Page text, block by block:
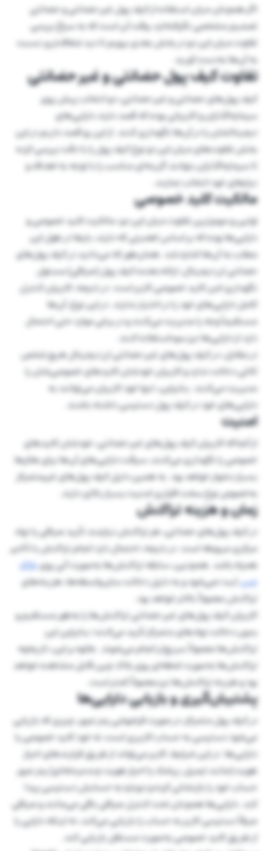
اگر همچنان میان استفاده از کیف پول غیر حضانتی و حضانتی
تصمیم مشخصی نگرفته‌اید، وقت آن است که به سراغ بررسی
تفاوت میان این دو در بخش بعدی برویم تا دید شفاف‌تری نسبت
به آن‌ها به‌دست آورید.
تفاوت کیف پول حضانتی و غیر حضانتی
کیف پول‌های حضانتی و غیر حضانتی، دو انتخاب پیش روی
سرمایه‌گذاران و کاربرانی بوده که قصد دارند دارایی‌های
دیجیتالشان را در آن‌ها نگهداری کنند. از این رو قصد داریم در این
بخش تفاوت‌های میان این دو نوع کیف پول را با دقت بررسی کرده
تا سرمایه‌گذاران بتوانند گزینه‌ای مناسب را با توجه به اهداف و
نیازهای خود انتخاب نمایند.
مالکیت کلید خصوصی
اولین و مهم‌ترین تفاوت میان این دو، مالکیت کلید خصوصی و
دارایی‌ها بوده که بر اساس اهمیتی که دارند، بارها در طول این
مطلب به آن‌ها اشاره شد. همان‌طور که می‌دانید در کیف پول‌های
حضانتی ارز دیجیتال، ارائه‌دهنده کیف پول (صرافی) مسئول
نگهداری امن کلید خصوصی کاربر است. در نتیجه، کاربران کنترل
کامل دارایی‌های خود را در اختیار ندارند. در این نوع، آن‌ها
مستقیماً وجه را مدیریت می‌کنند و در برخی موارد حتی احتمال
دارد از دارایی‌ها نیز سوءاستفاده کنند.
در مقابل، در کیف پول‌های غیر حضانتی ارز دیجیتال هیچ شخص
ثالثی دخالت ندارد و کاربران خودشان کلیدهای خصوصی‌شان را
مدیریت می‌کنند. بنابراین، تنها خود کاربران می‌توانند به
دارایی‌های خود در کیف پول دسترسی داشته باشند.
امنیت
از آنجاکه کاربران کیف پول‌های غیر حضانتی، خودشان کلیدهای
خصوصی را نگهداری می‌کنند، سرقت دارایی‌های آن‌ها برای هکرها
بسیار دشوار خواهد بود. به همین دلیل کیف پول‌های غیرمتمرکز
به‌خصوص نوع سخت افزاری امنیت بسیار بالای دارند.
زمان و هزینه تراکنش
در کیف پول‌های حضانتی، هر تراکنش نیازمند تأیید صرافی یا نهاد
مرکزی مربوطه است. در نتیجه، احتمال دارد انجام تراکنش با تأخیر
همراه باشد. همچنین، سابقه تراکنش‌ها به‌صورت آنی رویبلاک
چینثبت نمی‌شود و به دلیل دخالت سایر واسطه‌ها، هزینه‌های
تراکنش معمولاً بالاتر خواهد بود.
کاربران کیف پول‌های غیر حضانتی تراکنش‌ها را به‌طور مستقیم و
بدون دخالت نهادهای متمرکز تأیید می‌کنند؛ بنابراین این
تراکنش‌ها معمولاً سریع‌تر انجام می‌شوند. علاوه بر این، تاریخچه
تراکنش‌ها به‌صورت لحظه‌ای روی بلاک چین قابل مشاهده خواهد
بود و هزینه تراکنش‌ها نیز معمولاً کمتر است.
پشتیبان‌گیری و بازیابی دارایی‌ها
در کیف پول متمرکز، در صورت فراموشی رمز عبور، چیزی که بازیابی
می‌شود دسترسی به حساب کاربری است، نه خود کلید خصوصی یا
دارایی‌ها. در این شرایط، کاربر می‌تواند از طریق فرایندهای احراز
هویت (مانند ایمیل، پیامک یا احراز هویت چندمرحله‌ای) رمز عبور
حساب خود را بازنشانی کرده و دوباره به حسابش دسترسی پیدا
کند. دارایی‌ها همچنان تحت کنترل صرافی باقی می‌مانند و صرافی
صرفاً دسترسی کاربر به حساب را بازیابی می‌کند، نه اینکه دارایی را
از طریق کلید خصوصی به‌صورت مستقل بازیابی کند.